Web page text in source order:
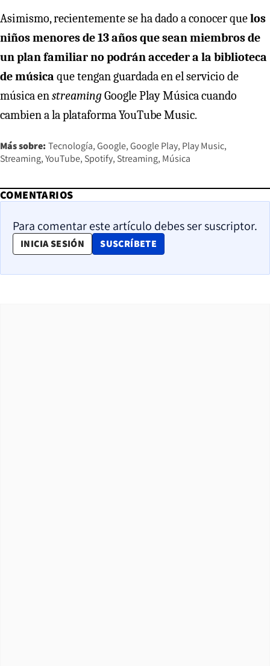
Asimismo, recientemente se ha dado a conocer quelos
niños menores de 13 años que sean miembros de
un plan familiar no podrán acceder a la biblioteca
de música que tengan guardada en el servicio de
música enstreaming Google Play Música cuando
cambien a la plataforma YouTube Music.
Más sobre: Tecnología Google Google Play Play Music
Streaming YouTube Spotify Streaming Música
COMENTARIOS
Para comentar este artículo debes ser suscriptor.
INICIA SESIÓN SUSCRÍBETE
OPENS IN NEW WINDOW